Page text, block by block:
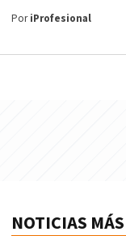
PoriProfesional
NOTICIAS